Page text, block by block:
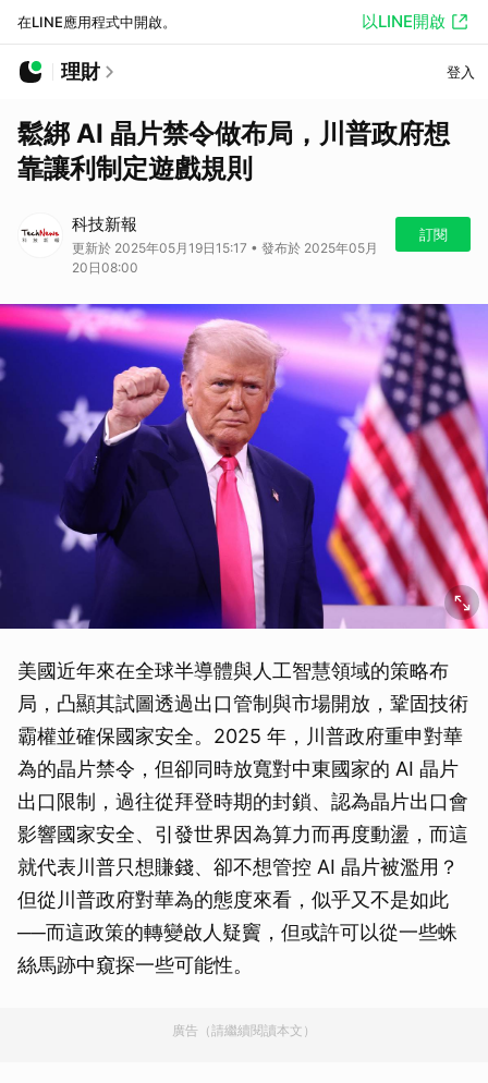
在LINE應用程式中開啟。 以LINE開啟
理財 登入
鬆綁 AI 晶片禁令做布局，川普政府想
靠讓利制定遊戲規則
科技新報
更新於 2025年05月19日15:17 • 發布於 2025年05月
20日08:00
訂閱
美國近年來在全球半導體與人工智慧領域的策略布
局，凸顯其試圖透過出口管制與市場開放，鞏固技術
霸權並確保國家安全。2025 年，川普政府重申對華
為的晶片禁令，但卻同時放寬對中東國家的 AI 晶片
出口限制，過往從拜登時期的封鎖、認為晶片出口會
影響國家安全、引發世界因為算力而再度動盪，而這
就代表川普只想賺錢、卻不想管控 AI 晶片被濫用？
但從川普政府對華為的態度來看，似乎又不是如此
──而這政策的轉變啟人疑竇，但或許可以從一些蛛
絲馬跡中窺探一些可能性。
廣告（請繼續閱讀本文）